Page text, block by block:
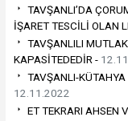
TAVŞANLI’DA
İŞARET TESCİLİ OLAN
TAVŞANLILI
KAPASİTEDEDİR -
TAVŞANLI-
12.11.2022
ET TEKRARI AHSEN